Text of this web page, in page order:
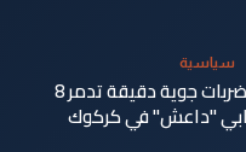
سياسية
الإعلام الأمني: ضربات جوية دقيقة تدمر 8
"داعش" في كركوك